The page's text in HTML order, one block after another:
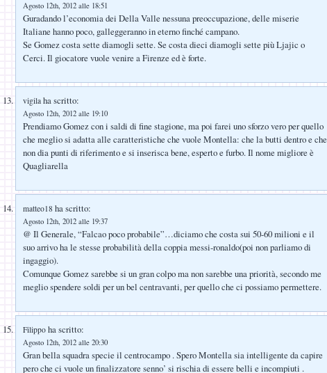
Agosto 12th, 2012 alle 18:51
Guradando l’economia dei Della Valle nessuna preoccupazione, delle miserie
Italiane hanno poco, galleggeranno in eterno finché campano.
Se Gomez costa sette diamogli sette. Se costa dieci diamogli sette più Ljajic o
Cerci. Il giocatore vuole venire a Firenze ed è forte.
vigila ha scritto:
Agosto 12th, 2012 alle 19:10
Prendiamo Gomez con i saldi di fine stagione, ma poi farei uno sforzo vero per quello
che meglio si adatta alle caratteristiche che vuole Montella: che la butti dentro e che
non dia punti di riferimento e si inserisca bene, esperto e furbo. Il nome migliore è
Quagliarella
matteo18 ha scritto:
Agosto 12th, 2012 alle 19:37
@ Il Generale, “Falcao poco probabile”…diciamo che costa sui 50-60 milioni e il
suo arrivo ha le stesse probabilità della coppia messi-ronaldo(poi non parliamo di
ingaggio).
Comunque Gomez sarebbe si un gran colpo ma non sarebbe una priorità, secondo me
meglio spendere soldi per un bel centravanti, per quello che ci possiamo permettere.
Filippo ha scritto:
Agosto 12th, 2012 alle 20:30
Gran bella squadra specie il centrocampo . Spero Montella sia intelligente da capire
pero che ci vuole un finalizzatore senno’ si rischia di essere belli e incompiuti .